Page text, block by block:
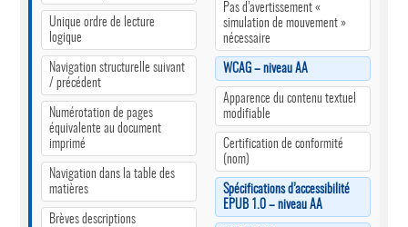
Unique ordre de lecture
logique
Navigation structurelle suivant
/ précédent
Numérotation de pages
équivalente au document
imprimé
Navigation dans la table des
matières
Brèves descriptions
Pas d’avertissement «
simulation de mouvement »
nécessaire
WCAG – niveau AA
Apparence du contenu textuel
modifiable
Certification de conformité
(nom)
Spécifications d’accessibilité
EPUB 1.0 – niveau AA